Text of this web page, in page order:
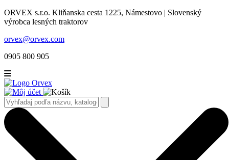
ORVEX s.r.o. Kliňanska cesta 1225, Námestovo | Slovenský
výrobca lesných traktorov
orvex@orvex.com
0905 800 905